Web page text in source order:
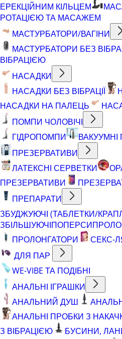
ЕРЕКЦІЙНИМ КІЛЬЦЕМ
РОТАЦІЄЮ ТА МАСАЖЕМ
МАСТУРБАТОРИ/ВАГІНИ
МАСТУРБАТОРИ БЕЗ
ВІБРАЦІЄЮ
НАСАДКИ
НАСАДКИ БЕЗ ВІБРАЦІЇ
НАСАДКИ НА ПАЛЕЦЬ
ПОМПИ ЧОЛОВІЧІ
ГІДРОПОМПИ
ПРЕЗЕРВАТИВИ
ЛАТЕКСНІ СЕРВЕТКИ
ПРЕЗЕРВАТИВИ
ПРЕПАРАТИ
ЗБУДЖУЮЧІ (ТАБЛЕТКИ/
ЗБІЛЬШУЮЧІПОПЕРСИ
ПРОЛОНГАТОРИ
СЕКС-
ДЛЯ ПАР
WE-VIBE ТА ПОДІБНІ
АНАЛЬНІ ІГРАШКИ
АНАЛЬНИЙ ДУШ
АНАЛЬНІ ПРОБКИ З
З ВІБРАЦІЄЮ
БУСИНИ,